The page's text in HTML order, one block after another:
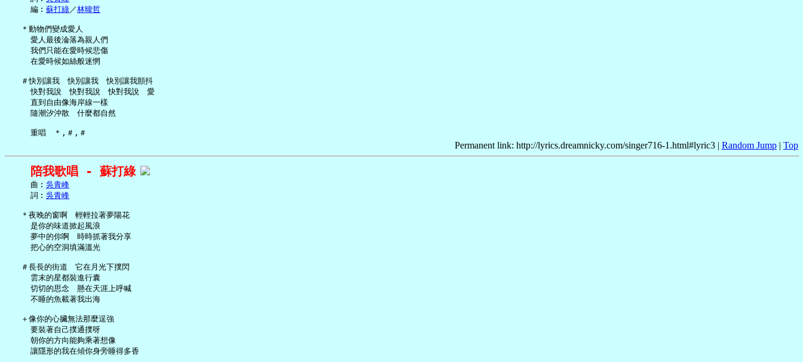
     編︰
蘇打綠／林暐哲
   ＊動物們變成愛人
     愛人最後淪落為親人們
     我們只能在愛時候悲傷
     在愛時候如絲般迷惘
   ＃快別讓我　快別讓我　快別讓我顫抖
     快對我說　快對我說　快對我說　愛
     直到自由像海岸線一樣
     隨潮汐沖散　什麼都自然
Permanent link: http://lyrics.dreamnicky.com/singer716-1.html#lyric3 | Random Jump | Top
陪我歌唱 - 蘇打綠
     曲︰
吳青峰
     詞︰
吳青峰
   ＊夜晚的窗啊　輕輕拉著夢陽花
     是你的味道掀起風浪
     夢中的你啊　時時抓著我分享
     把心的空洞填滿溫光
   ＃長長的街道　它在月光下撲閃
     雲末的星都裝進行囊
     切切的思念　懸在天涯上呼喊
     不睡的魚載著我出海
   ＋像你的心臟無法那麼逞強
     要裝著自己撲通撲呀
     朝你的方向能夠乘著想像
     讓隱形的我在傾你身旁睡得多香